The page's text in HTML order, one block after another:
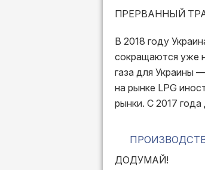
ПРЕРВАННЫЙ
В 2018 году
сокращаются уже
газа для Украины
на рынке LPG
рынки. С 2017
ДОДУМАЙ!